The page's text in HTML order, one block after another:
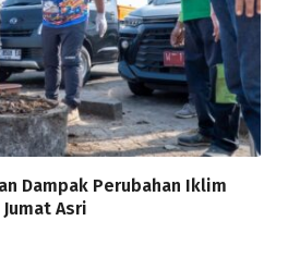
Dampak Perubahan Iklim
Asri